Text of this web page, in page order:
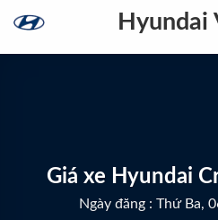
content
Hyundai
Giá xe Hyundai
Ngày đăng : Thứ Ba,